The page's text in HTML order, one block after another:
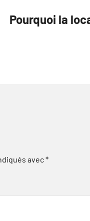
Pourquoi la
avec*